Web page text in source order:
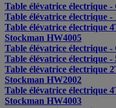
Table élévatrice électrique -
Table élévatrice électrique -
Table élévatrice électrique
Stockman HW4005
Table élévatrice électrique -
Table élévatrice électrique
Table élévatrice électrique
Stockman HW2002
Table élévatrice électrique
Stockman HW4003